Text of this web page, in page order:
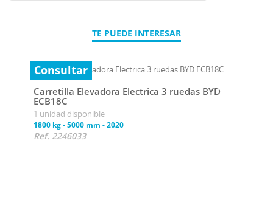
TE PUEDE INTERESAR
Consultar
Carretilla Elevadora Electrica 3 ruedas BYD
ECB18C
1 unidad disponible
1800 kg-5000 mm -2020
Ref. 2246033